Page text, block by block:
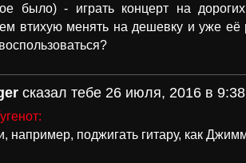
было) - играть концерт на
втихую менять на дешевку и уже её
сказал тебе 26 июля, 2016 в
например, поджигать гитару, как